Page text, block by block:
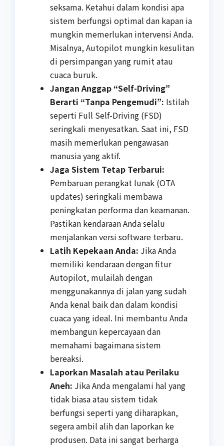
seksama. Ketahui dalam kondisi apa
sistem berfungsi optimal dan kapan ia
mungkin memerlukan intervensi Anda.
Misalnya, Autopilot mungkin kesulitan
di persimpangan yang rumit atau
cuaca buruk.
Jangan Anggap “Self-Driving”
Berarti “Tanpa Pengemudi”: Istilah
seperti Full Self-Driving (FSD)
seringkali menyesatkan. Saat ini, FSD
masih memerlukan pengawasan
manusia yang aktif.
Jaga Sistem Tetap Terbarui:
Pembaruan perangkat lunak (OTA
updates) seringkali membawa
peningkatan performa dan keamanan.
Pastikan kendaraan Anda selalu
menjalankan versi software terbaru.
Latih Kepekaan Anda: Jika Anda
memiliki kendaraan dengan fitur
Autopilot, mulailah dengan
menggunakannya di jalan yang sudah
Anda kenal baik dan dalam kondisi
cuaca yang ideal. Ini membantu Anda
membangun kepercayaan dan
memahami bagaimana sistem
bereaksi.
Laporkan Masalah atau Perilaku
Aneh: Jika Anda mengalami hal yang
tidak biasa atau sistem tidak
berfungsi seperti yang diharapkan,
segera ambil alih dan laporkan ke
produsen. Data ini sangat berharga